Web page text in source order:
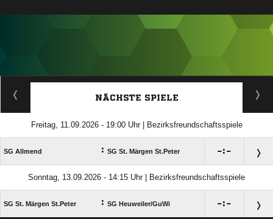
ANZEIGE
NÄCHSTE SPIELE
Freitag, 11.09.2026 - 19:00 Uhr | Bezirksfreundschaftsspiele
SG Allmend : SG St. Märgen St.Peter :
Sonntag, 13.09.2026 - 14:15 Uhr | Bezirksfreundschaftsspiele
SG St. Märgen St.Peter : SG Heuweiler/​GuWi :